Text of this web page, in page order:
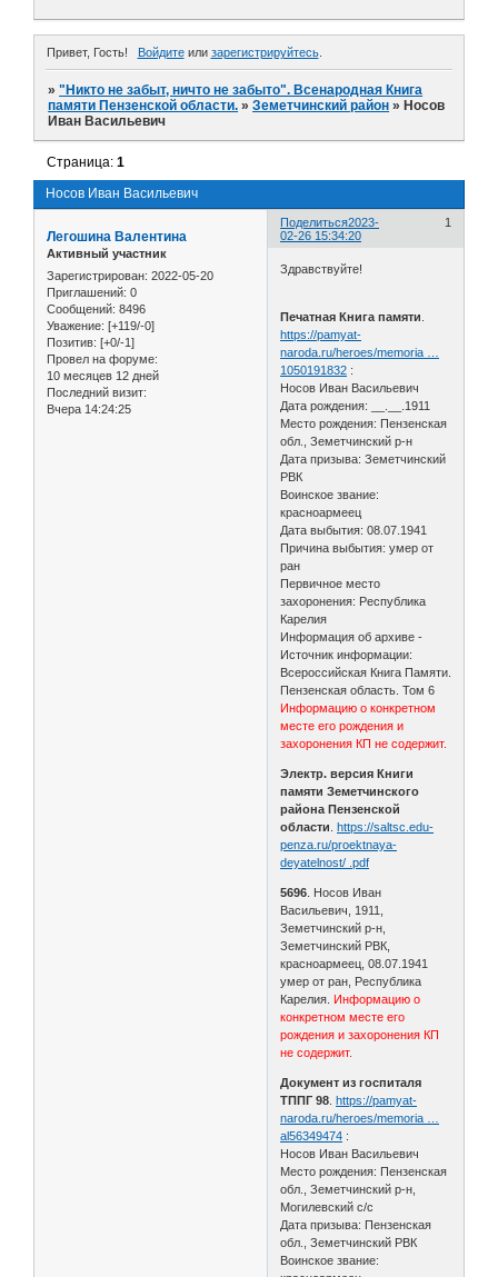
Привет, Гость! Войдитеили зарегистрируйтесь.
»"Никто не забыт, ничто не забыто". Всенародная Книга
памяти Пензенской области. »Земетчинский район » Носов
Иван Васильевич
Носов Иван Васильевич
Страница:1
Поделиться 1
2023-
02-26 15:34:20
Легошина Валентина
Активный участник
Зарегистрирован: 2022-05-20
Приглашений: 0
Сообщений: 8496
Уважение: [+119/-0]
Позитив: [+0/-1]
Провел на форуме:
10 месяцев 12 дней
Последний визит:
Вчера 14:24:25
Здравствуйте!
Печатная Книга памяти
https://pamyat-
naroda.ru/heroes/memoria …
1050191832 :
Носов Иван Васильевич
Дата рождения: __.__.1911
Место рождения: Пензенская
обл., Земетчинский р-н
Дата призыва: Земетчинский
РВК
Воинское звание:
красноармеец
Дата выбытия: 08.07.1941
Причина выбытия: умер от
ран
Первичное место
захоронения: Республика
Карелия
Информация об архиве -
Источник информации:
Всероссийская Книга Памяти.
Пензенская область. Том 6
Информацию о конкретном
месте его рождения и
захоронения КП не содержит.
Электр. версия Книги
памяти Земетчинского
района Пензенской
области .https://saltsc.edu-
penza.ru/proektnaya-
deyatelnost/ .pdf
5696 . Носов Иван
Васильевич, 1911,
Земетчинский р-н,
Земетчинский РВК,
красноармеец, 08.07.1941
умер от ран, Республика
Карелия. Информацию о
конкретном месте его
рождения и захоронения КП
не содержит.
Документ из госпиталя
ТППГ 98 .https://pamyat-
naroda.ru/heroes/memoria …
al56349474 :
Носов Иван Васильевич
Место рождения: Пензенская
обл., Земетчинский р-н,
Могилевский с/с
Дата призыва: Пензенская
обл., Земетчинский РВК
Воинское звание: